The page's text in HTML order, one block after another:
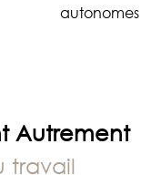
autonomes
Autrement
travail